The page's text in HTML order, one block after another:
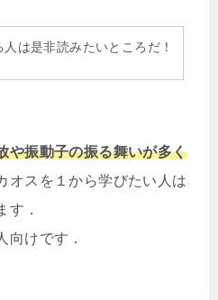
は是非読みたいところだ！
や振動子の振る舞いが多く
オスを１から学びたい人は
す．
向けです．